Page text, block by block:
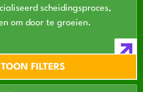
scheidingsproces,
om door te groeien.
TOON FILTERS